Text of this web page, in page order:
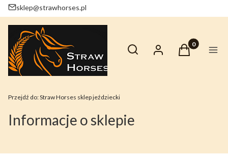
sklep@strawhorses.pl
Otwórz wyszukiwarkę
Szukaj Zaloguj sięProdukty w
Koszyk
Przejdź do:Straw Horses sklep jeździecki
Informacje o sklepie